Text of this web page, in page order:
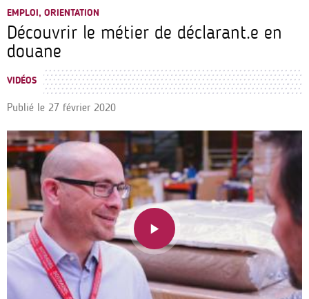
EMPLOI, ORIENTATION
Découvrir le métier de déclarant.e en
douane
VIDÉOS
Publié le 27 février 2020